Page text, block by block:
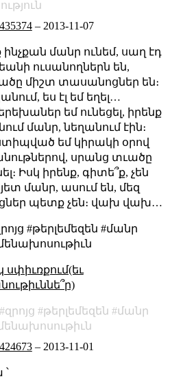
– 2013-11-07
մանր ունեմ, սաղ էդ
ուսանողներն են,
միշտ տասանոցներ են։
ես էլ եմ եղել…
եմ ունեցել, իրենք
մանր, նեղանում էին։
եմ կիրակի օրով
սրանց տւածը
Իսկ իրենք, գիտե՞ք, չեն
յետ մանր, ասում են, մեզ
պետք չեն։ վախ վախ…
#թերլեմեզեն #մանր
սփիւռքում(եւ
զրոյց թերլեմեզեն
մանր
– 2013-11-01
՝